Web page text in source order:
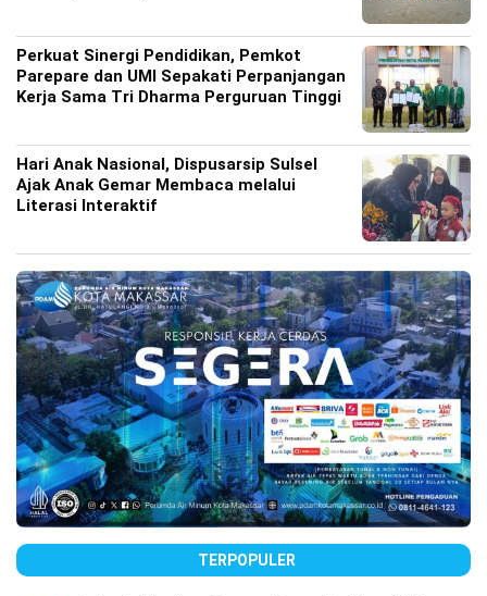
Perkuat Sinergi Pendidikan, Pemkot
Parepare dan UMI Sepakati Perpanjangan
Kerja Sama Tri Dharma Perguruan Tinggi
Hari Anak Nasional, Dispusarsip Sulsel
Ajak Anak Gemar Membaca melalui
Literasi Interaktif
TERPOPULER